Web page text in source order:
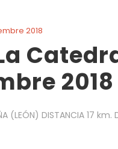
2018
2018
(LEÓN) DISTANCIA 17 km.